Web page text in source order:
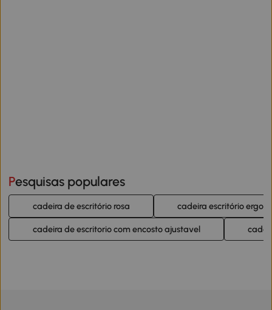
Pesquisas populares
cadeira de escritório rosa cadeira escritório
cadeira de escritorio com encosto ajustavel